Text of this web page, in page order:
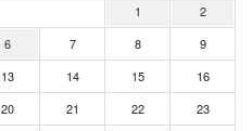
1
2
6 7 8
9
13 14 15
16
20 21 22
23